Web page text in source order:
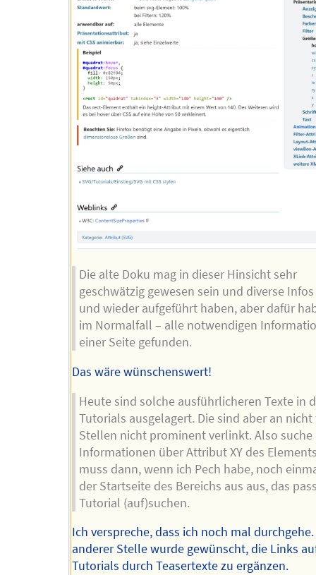
Die alte Doku mag in dieser Hinsicht sehr
geschwätzig gewesen sein und diverse
und wieder aufgeführt haben, aber dafür
im Normalfall – alle notwendigen
einer Seite gefunden.
Das wäre wünschenswert!
Heute sind solche ausführlicheren Texte in
Tutorials ausgelagert. Die sind aber an
Stellen nicht prominent verlinkt. Also suche
Informationen über Attribut XY des
muss dann, wenn ich Pech habe, noch
der Startseite des Bereichs aus aus, das
Tutorial (auf)suchen.
Ich verspreche, dass ich noch mal
anderer Stelle wurde gewünscht, die Links
Tutorials durch Teasertexte zu ergänzen.